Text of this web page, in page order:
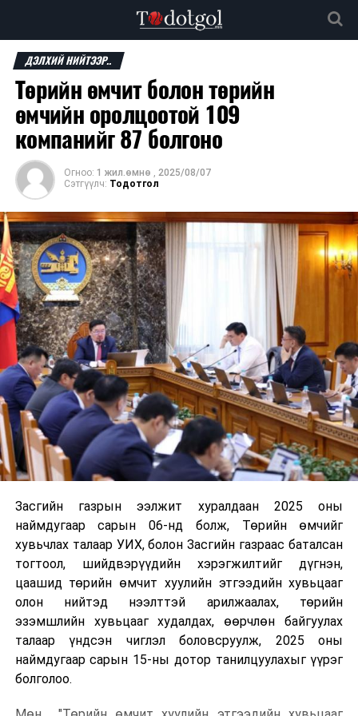
ДЭЛХИЙ НИЙТЭЭР..
Төрийн өмчит болон төрийн
өмчийн оролцоотой 109
компанийг 87 болгоно
Огноо: 1 жил.өмнө , 2025/08/07
Сэтгүүлч: Тодотгол
Засгийн газрын ээлжит хуралдаан 2025 оны
наймдугаар сарын 06-нд болж, Төрийн өмчийг
хувьчлах талаар УИХ, болон Засгийн газраас баталсан
тогтоол, шийдвэрүүдийн хэрэгжилтийг дүгнэн,
цаашид төрийн өмчит хуулийн этгээдийн хувьцааг
олон нийтэд нээлттэй арилжаалах, төрийн
эзэмшлийн хувьцааг худалдах, өөрчлөн байгуулах
талаар үндсэн чиглэл боловсруулж, 2025 оны
наймдугаар сарын 15-ны дотор танилцуулахыг үүрэг
болголоо.